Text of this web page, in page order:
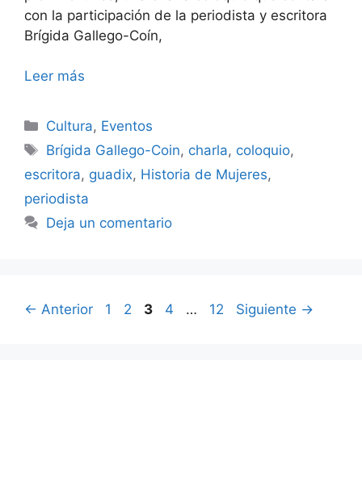
con la participación de la periodista y escritora
Brígida Gallego-Coín,
Leer más
Categorías
Cultura, Eventos
Etiquetas
Brígida Gallego-Coin, charla, coloquio,
escritora, guadix, Historia de Mujeres,
periodista
Deja un comentario
← Anterior Página
1 Página
2 Página
3 Página
4 … Página
12 Siguiente →